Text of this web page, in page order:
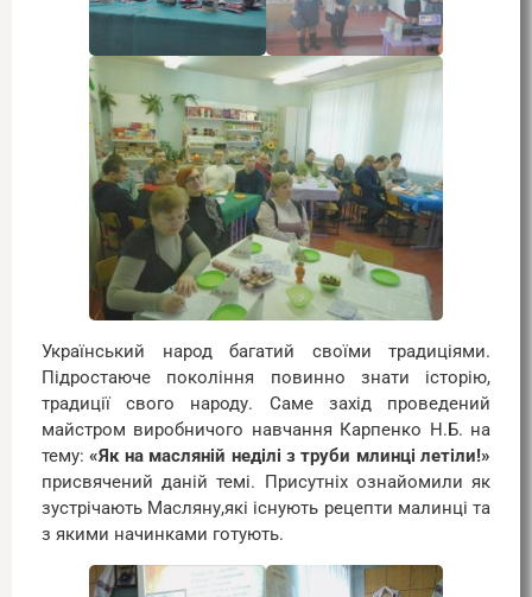
Український народ багатий своїми традиціями.
Підростаюче покоління повинно знати історію,
традиції свого народу. Саме захід проведений
майстром виробничого навчання Карпенко Н.Б. на
тему:«Як на масляній неділі з труби млинці летіли!»
присвячений даній темі. Присутніх ознайомили як
зустрічають Масляну,які існують рецепти малинці та
з якими начинками готують.